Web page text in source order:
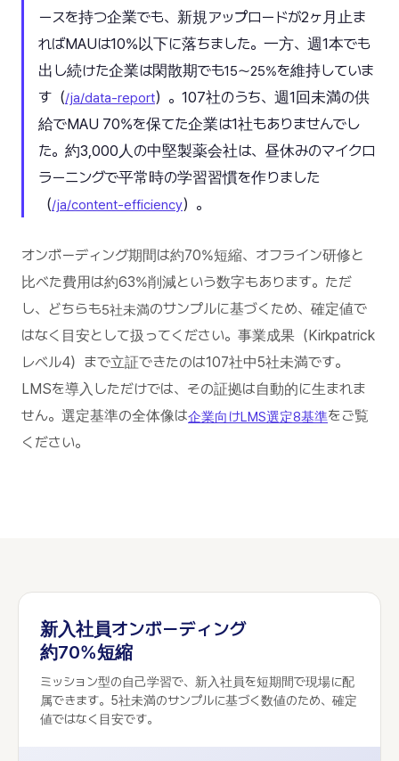
ースを持つ企業でも、新規アップロードが2ヶ月止ま
ればMAUは10%以下に落ちました。一方、週1本でも
出し続けた企業は閑散期でも15〜25%を維持していま
す（/ja/data-report）。107社のうち、週1回未満の供
給でMAU 70%を保てた企業は1社もありませんでし
た。約3,000人の中堅製薬会社は、昼休みのマイクロ
ラーニングで平常時の学習習慣を作りました
（/ja/content-efficiency）。
オンボーディング期間は約70%短縮、オフライン研修と
比べた費用は約63%削減という数字もあります。ただ
し、どちらも5社未満のサンプルに基づくため、確定値で
はなく目安として扱ってください。事業成果（Kirkpatrick
レベル4）まで立証できたのは107社中5社未満です。
LMSを導入しただけでは、その証拠は自動的に生まれま
せん。選定基準の全体像は企業向けLMS選定8基準をご覧
ください。
新入社員オンボーディング
約70%短縮
ミッション型の自己学習で、新入社員を短期間で現場に配
属できます。5社未満のサンプルに基づく数値のため、確定
値ではなく目安です。